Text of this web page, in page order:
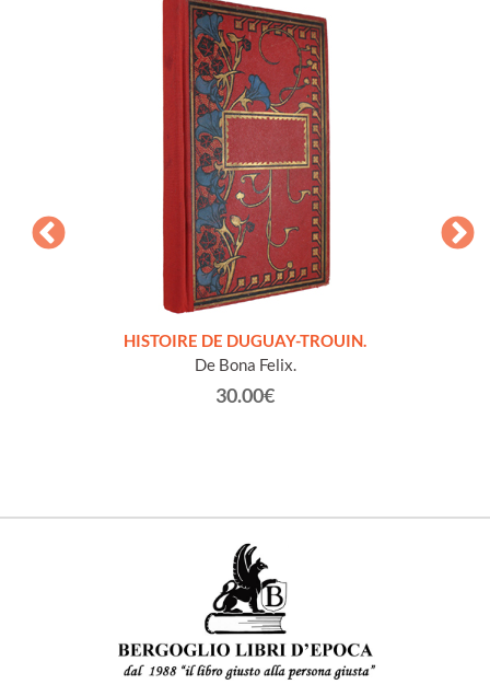
HISTOIRE DE DUGUAY-TROUIN.
De Bona Felix.
30.00€